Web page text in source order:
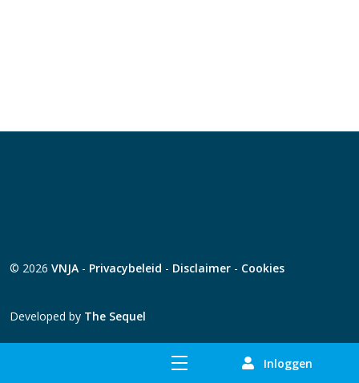
Inloggen
© 2026 VNJA - Privacybeleid - Disclaimer - Cookies
Developed by The Sequel